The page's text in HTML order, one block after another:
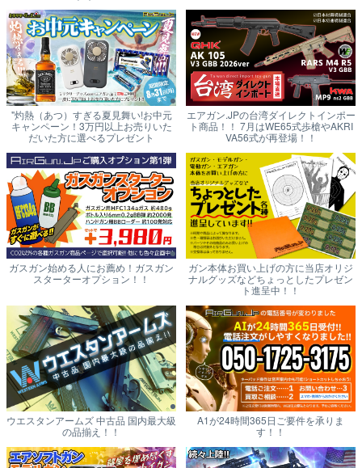
"灼熱（あつ）すぎる夏見舞い!お中元
キャンペーン！3万円以上お売りいた
だいた方に選べるプレゼント
エアガン.JPの台湾ダイレクトインポー
ト商品！！ 7月はWE65式歩槍やAKRI
VA56式が再登場！！
ガスガン始める人にお薦め！ガスガン
スターターオプション！！
ガン本体お買い上げの方に当店オリジ
ナルグッズなどちょっとしたプレゼン
ト進呈中！！
ウエスタンアームズ 中古品 国内最大級
の品揃え！！
A1が24時間365日ご要件を承りま
す！！